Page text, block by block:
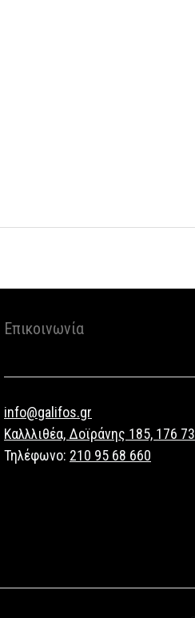
Επικοινωνία
info@galifos.gr
Καλλλιθέα, Δοϊράνης 185, 176 73
Τηλέφωνο: 210 95 68 660